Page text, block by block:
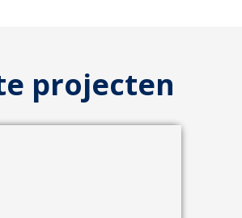
projecten